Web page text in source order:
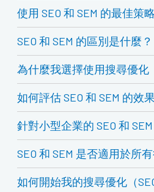
使用 SEO 和 SEM 的最佳策
SEO 和 SEM 的區別是什麼？
為什麼我選擇使用搜尋優化
如何評估 SEO 和 SEM 的效
針對小型企業的 SEO 和
SEO 和 SEM 是否適用於所
如何開始我的搜尋優化（